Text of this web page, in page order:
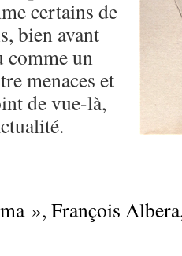
certains de
bien avant
comme un
menaces et
de vue-là,
», François